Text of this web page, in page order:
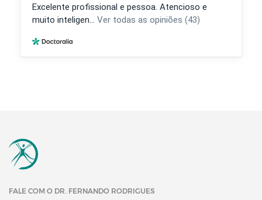
FALE COM O DR. FERNANDO RODRIGUES